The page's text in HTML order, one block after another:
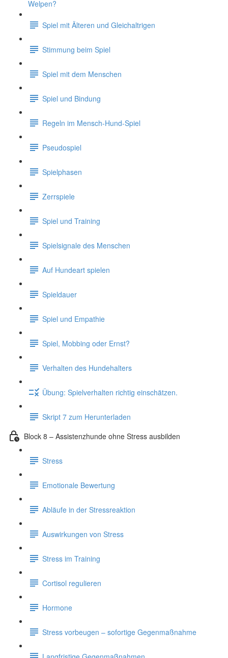
Welpen?
Spiel mit Älteren und Gleichaltrigen
Stimmung beim Spiel
Spiel mit dem Menschen
Spiel und Bindung
Regeln im Mensch-Hund-Spiel
Pseudospiel
Spielphasen
Zerrspiele
Spiel und Training
Spielsignale des Menschen
Auf Hundeart spielen
Spieldauer
Spiel und Empathie
Spiel, Mobbing oder Ernst?
Verhalten des Hundehalters
Übung: Spielverhalten richtig einschätzen.
Skript 7 zum Herunterladen
Block 8 – Assistenzhunde ohne Stress ausbilden
Stress
Emotionale Bewertung
Abläufe in der Stressreaktion
Auswirkungen von Stress
Stress im Training
Cortisol regulieren
Hormone
Stress vorbeugen – sofortige Gegenmaßnahme